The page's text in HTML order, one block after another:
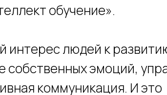
обучение».
интерес людей к
собственных эмоций,
коммуникация. И это